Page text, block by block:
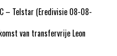
– Telstar (Eredivisie 08-08-
van transfervrije Leon